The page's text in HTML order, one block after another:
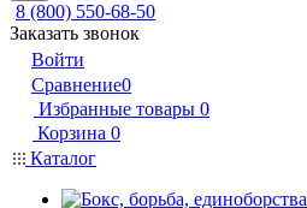
8 (800) 550-68-50
Заказать звонок
Войти
Сравнение0
Избранные товары 0
Корзина 0
Каталог